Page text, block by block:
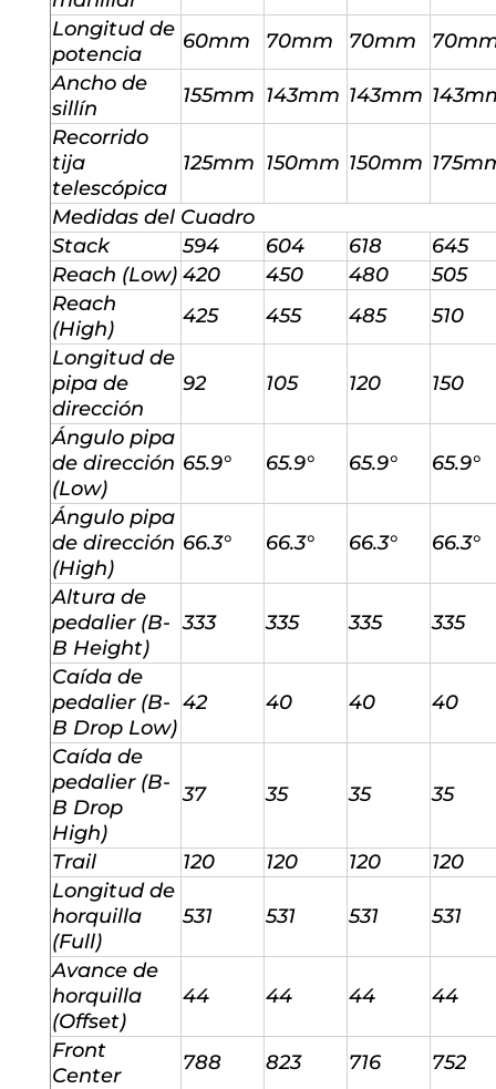
Longitud de
potencia
60mm 70mm 70mm
Ancho de
sillín
155mm 143mm 143mm
Recorrido
tija
telescópica
125mm 150mm 150mm
Medidas del Cuadro
Stack
594 604 618
645
Reach (Low) 420 450 480
505
Reach
(High)
425 455 485
510
Longitud de
pipa de
dirección
92 105 120 150
Ángulo pipa
de dirección
(Low)
65.9° 65.9° 65.9° 65.9°
Ángulo pipa
de dirección
(High)
66.3° 66.3° 66.3° 66.3°
Altura de
pedalier (B-
B Height)
333 335 335 335
Caída de
pedalier (B-
B Drop Low)
42 40 40 40
Caída de
pedalier (B-
B Drop
High)
37 35 35 35
Trail 120 120 120
120
Longitud de
horquilla
(Full)
531 531 531 531
Avance de
horquilla
(Offset)
44 44 44 44
Front
Center
788 823 716
752